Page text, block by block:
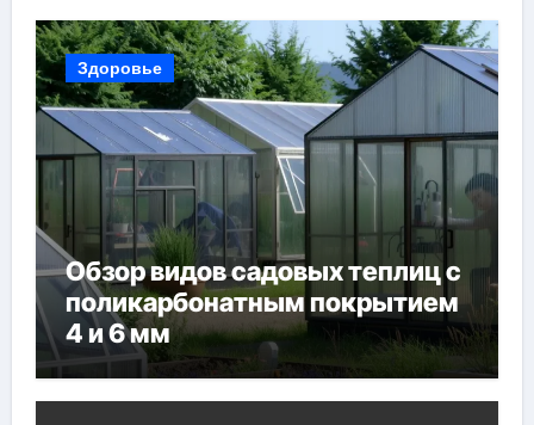
Здоровье
Обзор видов садовых теплиц с
поликарбонатным покрытием
4 и 6 мм